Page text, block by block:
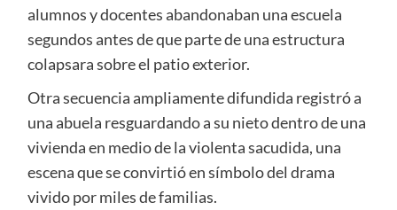
alumnos y docentes abandonaban una escuela
segundos antes de que parte de una estructura
colapsara sobre el patio exterior.
Otra secuencia ampliamente difundida registró a
una abuela resguardando a su nieto dentro de una
vivienda en medio de la violenta sacudida, una
escena que se convirtió en símbolo del drama
vivido por miles de familias.